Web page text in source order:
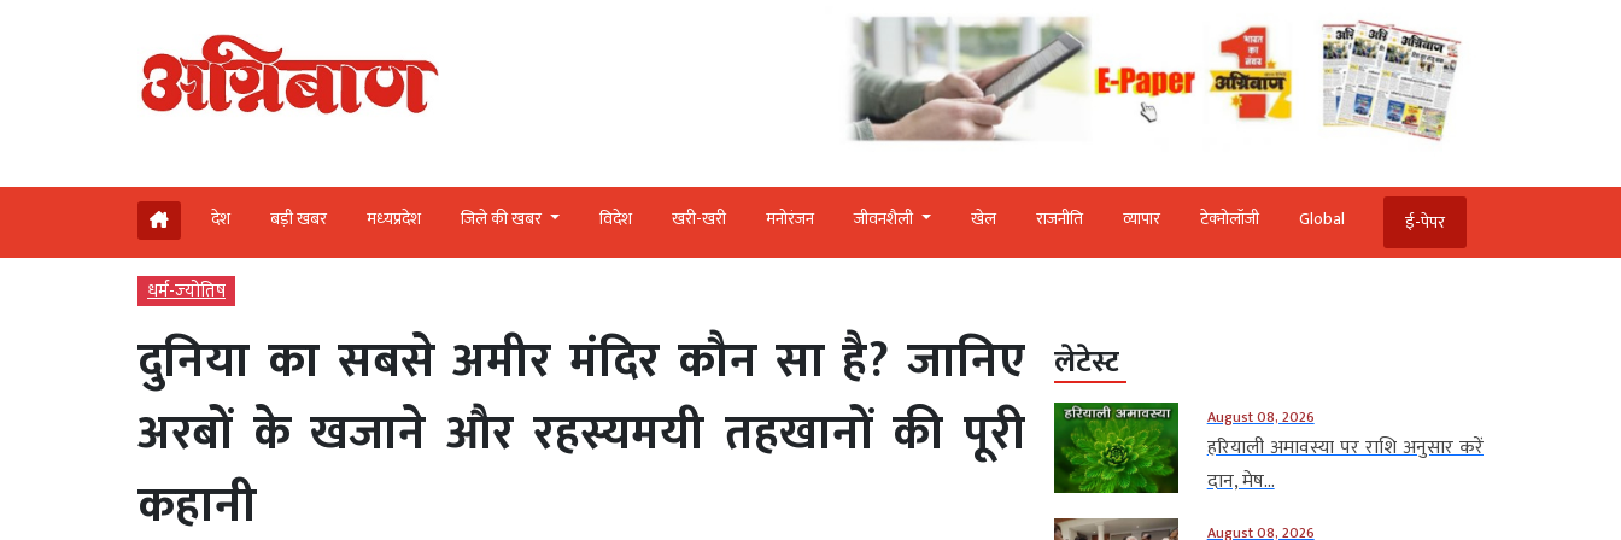
देश बड़ी खबर मध्‍यप्रदेश जिले की खबर विदेश खरी-खरी मनोरंजन जीवनशैली खेल राजनीति व्‍यापार टेक्‍नोलॉजी Global ई-पेपर
धर्म-ज्‍योतिष
दुनिया का सबसे अमीर मंदिर कौन सा है? जानिए
अरबों के खजाने और रहस्यमयी तहखानों की पूरी
कहानी
लेटेस्ट
August 08, 2026
हरियाली अमावस्या पर राशि अनुसार करें
दान, मेष...
August 08, 2026